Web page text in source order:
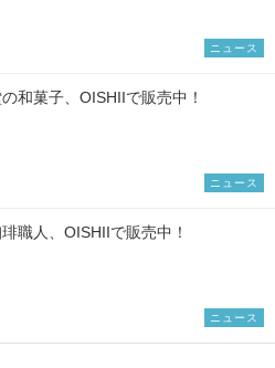
ニュース
和菓子、OISHIIで販売中！
ニュース
職人、OISHIIで販売中！
ニュース